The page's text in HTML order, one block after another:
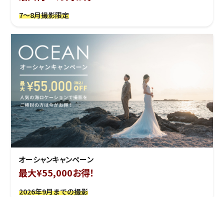
7～8月撮影限定
オーシャンキャンペーン
最大¥55,000お得！
2026年9月までの撮影